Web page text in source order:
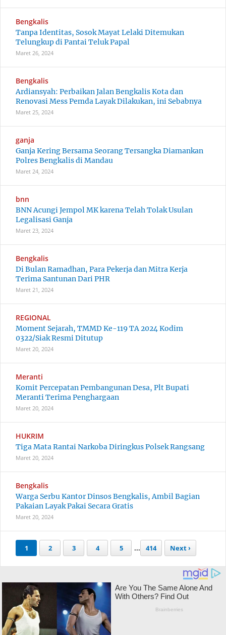
Bengkalis
Tanpa Identitas, Sosok Mayat Lelaki Ditemukan
Telungkup di Pantai Teluk Papal
Maret 26, 2024
Bengkalis
Ardiansyah: Perbaikan Jalan Bengkalis Kota dan
Renovasi Mess Pemda Layak Dilakukan, ini Sebabnya
Maret 25, 2024
ganja
Ganja Kering Bersama Seorang Tersangka Diamankan
Polres Bengkalis di Mandau
Maret 24, 2024
bnn
BNN Acungi Jempol MK karena Telah Tolak Usulan
Legalisasi Ganja
Maret 23, 2024
Bengkalis
Di Bulan Ramadhan, Para Pekerja dan Mitra Kerja
Terima Santunan Dari PHR
Maret 21, 2024
REGIONAL
Moment Sejarah, TMMD Ke-119 TA 2024 Kodim
0322/Siak Resmi Ditutup
Maret 20, 2024
Meranti
Komit Percepatan Pembangunan Desa, Plt Bupati
Meranti Terima Penghargaan
Maret 20, 2024
HUKRIM
Tiga Mata Rantai Narkoba Diringkus Polsek Rangsang
Maret 20, 2024
Bengkalis
Warga Serbu Kantor Dinsos Bengkalis, Ambil Bagian
Pakaian Layak Pakai Secara Gratis
Maret 20, 2024
1 2 3 4 5 ... 414 Next ›